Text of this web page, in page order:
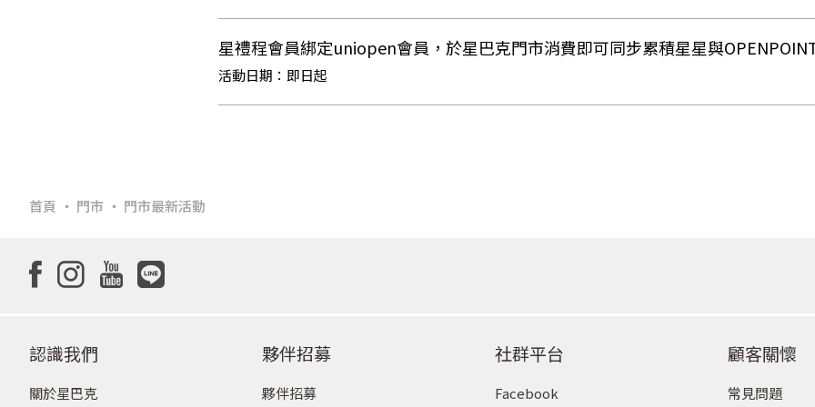
星禮程會員綁定uniopen會員，於星巴克門市消費即可同步累積星星與
即日起
首頁 門市 門市最新活動
認識我們
關於星巴克
夥伴招募
夥伴招募
社群平台
Facebook
顧客關懷
常見問題